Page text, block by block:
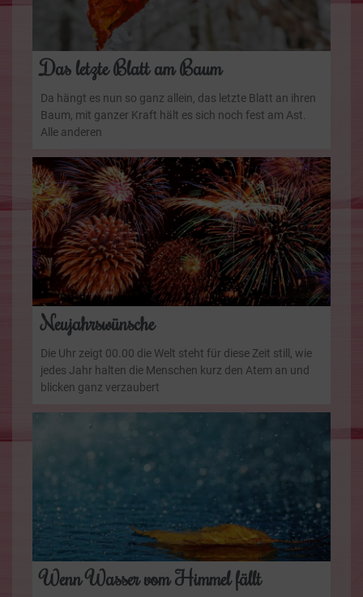
Das letzte Blatt am Baum
Da hängt es nun so ganz allein, das letzte Blatt an ihren
Baum, mit ganzer Kraft hält es sich noch fest am Ast.
Alle anderen
Neujahrswünsche
Die Uhr zeigt 00.00 die Welt steht für diese Zeit still, wie
jedes Jahr halten die Menschen kurz den Atem an und
blicken ganz verzaubert
Wenn Wasser vom Himmel fällt